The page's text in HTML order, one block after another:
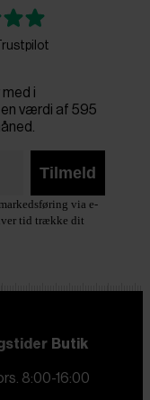
i
værdi af 595
Tilmeld
via e-
tid trække dit
Butik
8:00-16:00